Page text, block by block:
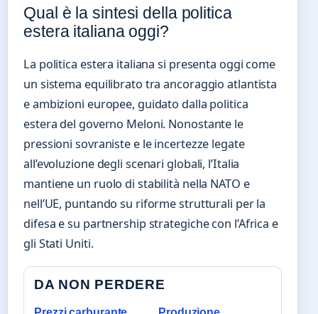
Qual è la sintesi della politica
estera italiana oggi?
La politica estera italiana si presenta oggi come
un sistema equilibrato tra ancoraggio atlantista
e ambizioni europee, guidato dalla politica
estera del governo Meloni. Nonostante le
pressioni sovraniste e le incertezze legate
all’evoluzione degli scenari globali, l’Italia
mantiene un ruolo di stabilità nella NATO e
nell’UE, puntando su riforme strutturali per la
difesa e su partnership strategiche con l’Africa e
gli Stati Uniti.
DA NON PERDERE